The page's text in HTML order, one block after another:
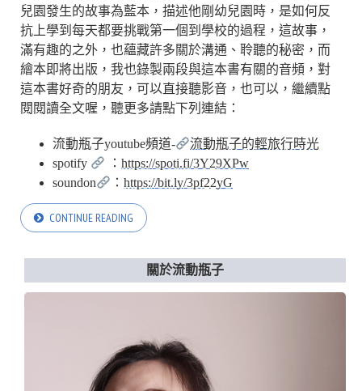
兒園發生的故事為藍本，描述他剛幼兒園時，是如何反
抗上學到每天都要挑戰第一個到學校的過程，這故事，
滿有趣的之外，也蘊藏許多關於溝通、聆聽的秘密，而
繪本即將出版，我也錄製兩段與這本書有關的音頻，對
這本書好奇的朋友，可以直接聽影音，也可以，繼續點
閱閱讀全文喔，聽更多請點下列連結：
流動瓶子youtube頻道-
流動瓶子的輕旅行時光
spotify
：https://spoti.fi/3Y29XPw
soundon
：https://bit.ly/3pf22yG
CONTINUE READING
關於流動瓶子